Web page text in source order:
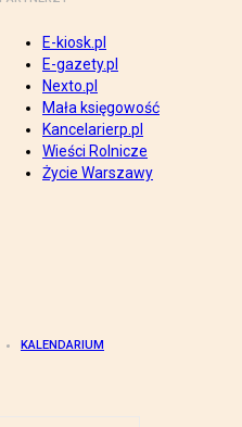
E-kiosk.pl
E-gazety.pl
Nexto.pl
Mała księgowość
Kancelarierp.pl
Wieści Rolnicze
Życie Warszawy
KALENDARIUM